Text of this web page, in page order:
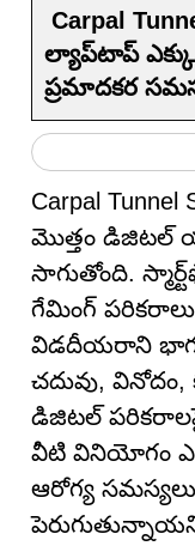
Carpal
ల్యాప్‌టాప్
ప్రమాదకర
Carpal Tunnel
మొత్తం డిజిటల్
సాగుతోంది.
గేమింగ్
విడదీయరాని
చదువు,
డిజిటల్
వీటి వినియోగం
ఆరోగ్య